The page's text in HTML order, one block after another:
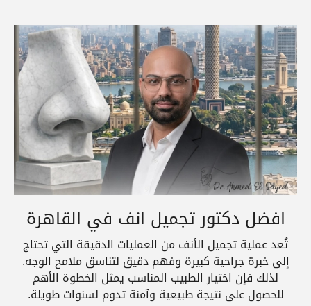
افضل دكتور تجميل انف في القاهرة
تُعد عملية تجميل الأنف من العمليات الدقيقة التي تحتاج
إلى خبرة جراحية كبيرة وفهم دقيق لتناسق ملامح الوجه.
لذلك فإن اختيار الطبيب المناسب يمثل الخطوة الأهم
للحصول على نتيجة طبيعية وآمنة تدوم لسنوات طويلة.